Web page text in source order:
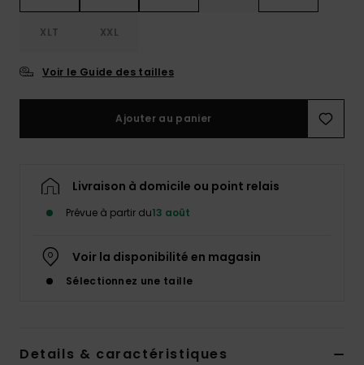
XLT XXL
Voir le Guide des tailles
Ajouter au panier
Livraison à domicile ou point relais
Prévue à partir du13 août
Voir la disponibilité en magasin
Sélectionnez une taille
Details & caractéristiques